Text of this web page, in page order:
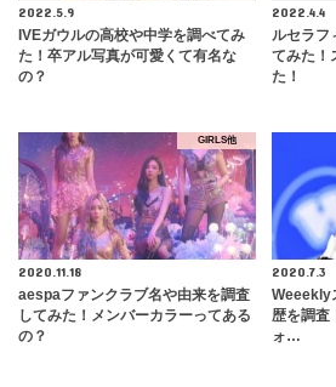
2022.5.9
IVEガウルの高校や中学を調べてみ
た！卒アル写真が可愛くて有名な
の？
2022.4.4
ルセラフ
てみた！
た！
GIRLS他
2020.11.18
aespaファンクラブ名や由来を調査
してみた！メンバーカラーってある
の？
2020.7.3
Weeekly
歴を調査
ォ…